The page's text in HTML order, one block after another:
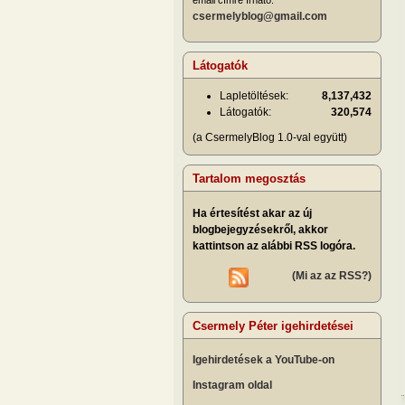
csermelyblog@gmail.com
Látogatók
Lapletöltések:
8,137,432
Látogatók:
320,574
(a CsermelyBlog 1.0-val együtt)
Tartalom megosztás
Ha értesítést akar az új
blogbejegyzésekről, akkor
kattintson az alábbi RSS logóra.
(Mi az az RSS?)
Csermely Péter igehirdetései
Igehirdetések a YouTube-on
Instagram oldal